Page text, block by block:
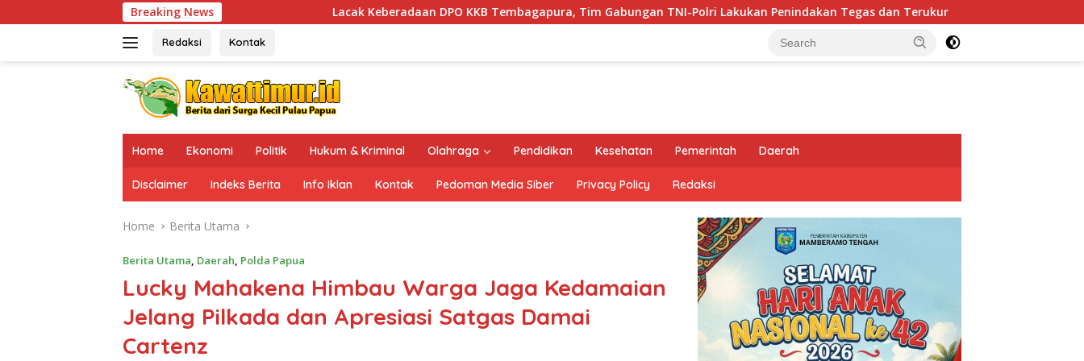
to
Breaking NewsLacak Keberadaan DPO KKB Tembagapura, Tim Gabungan TNI-Polri Lakukan Penindakan Tegas dan Terukur Tingkatkan Kesiapsiagaan di Wilayah
Redaksi Kontak
Home Ekonomi Politik Hukum & Kriminal Olahraga Pendidikan Kesehatan Pemerintah Daerah
Disclaimer Indeks Berita Info Iklan Kontak Pedoman Media Siber Privacy Policy Redaksi
Home Berita Utama
Berita Utama, Daerah, Polda Papua
Lucky Mahakena Himbau Warga Jaga Kedamaian
Jelang Pilkada dan Apresiasi Satgas Damai
Cartenz